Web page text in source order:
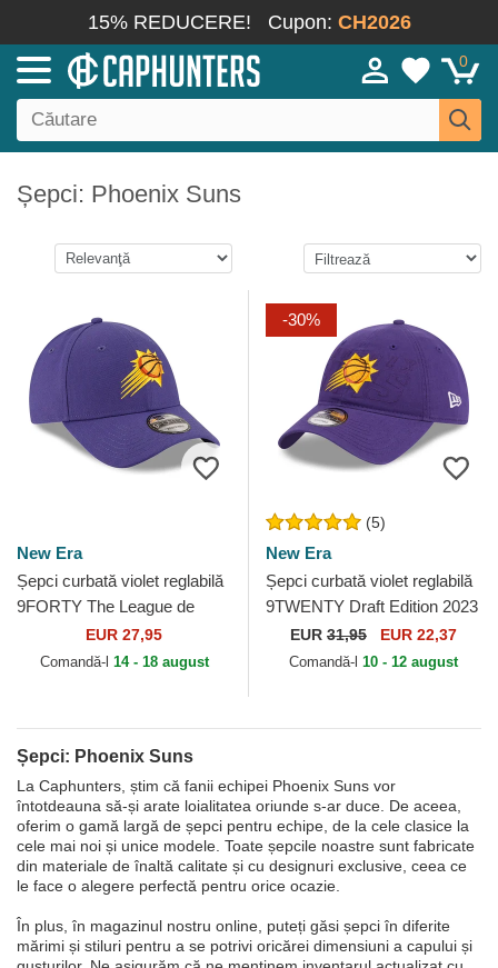
15% REDUCERE! Cupon: CH2026
0
Șepci: Phoenix Suns
New Era
Șepci curbată violet reglabilă
9FORTY The League de
Phoenix Suns NBA de New
Era
EUR 27,95
Comandă-l 14 - 18 august
-30%
(5)
New Era
Șepci curbată violet reglabilă
9TWENTY Draft Edition 2023
de Phoenix Suns NBA de
New Era
EUR 31,95 EUR 22,37
Comandă-l 10 - 12 august
Șepci: Phoenix Suns
La Caphunters, știm că fanii echipei Phoenix Suns vor
întotdeauna să-și arate loialitatea oriunde s-ar duce. De aceea,
oferim o gamă largă de șepci pentru echipe, de la cele clasice la
cele mai noi și unice modele. Toate șepcile noastre sunt fabricate
din materiale de înaltă calitate și cu designuri exclusive, ceea ce
le face o alegere perfectă pentru orice ocazie.
În plus, în magazinul nostru online, puteți găsi șepci în diferite
mărimi și stiluri pentru a se potrivi oricărei dimensiuni a capului și